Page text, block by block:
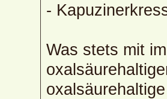
-
Was stets mit